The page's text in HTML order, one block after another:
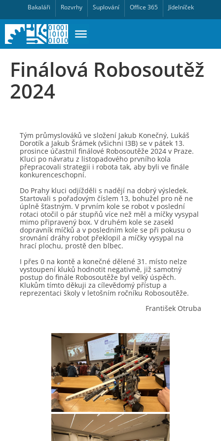
Bakaláři Rozvrhy Suplování Office 365 Jídelníček
Finálová Robosoutěž
2024
Tým průmyslováků ve složení Jakub Konečný, Lukáš
Dorotík a Jakub Šrámek (všichni I3B) se v pátek 13.
prosince účastnil finálové Robosoutěže 2024 v Praze.
Kluci po návratu z listopadového prvního kola
přepracovali strategii i robota tak, aby byli ve finále
konkurenceschopní.
Do Prahy kluci odjížděli s nadějí na dobrý výsledek.
Startovali s pořadovým číslem 13, bohužel pro ně ne
úplně šťastným. V prvním kole se robot v poslední
rotaci otočil o pár stupňů více než měl a míčky vysypal
mimo připravený box. V druhém kole se zasekl
dopravník míčků a v posledním kole se při pokusu o
srovnání dráhy robot překlopil a míčky vysypal na
hrací plochu, prostě den blbec.
I přes 0 na kontě a konečné dělené 31. místo nelze
vystoupení kluků hodnotit negativně, již samotný
postup do finále Robosoutěže byl velký úspěch.
Klukům tímto děkuji za cílevědomý přístup a
reprezentaci školy v letošním ročníku Robosoutěže.
František Otruba